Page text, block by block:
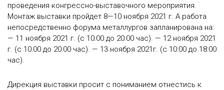
проведения конгрессно-выставочного мероприятия.
Монтаж выставки пройдет 8—10 ноября 2021 г. А работа
непосредственно форума металлургов запланирована на:
— 11 ноября 2021 г. (с 10:00 до 20:00 час). — 12 ноября 2021
г. (с 10:00 до 20:00 час). — 13 ноября 2021г. (с 10:00 до 18:00
час).
Дирекция выставки просит с пониманием отнестись к